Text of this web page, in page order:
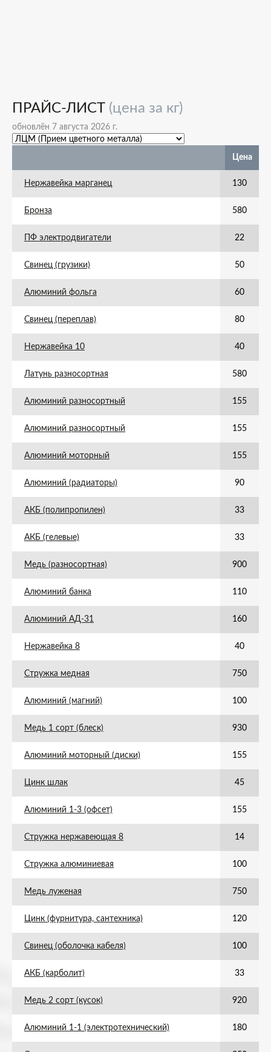
ПРАЙС-ЛИСТ (цена за кг)
обновлён 7 августа 2026 г.
Цена
Нержавейка марганец 130
Бронза 580
ПФ электродвигатели 22
Свинец (грузики) 50
Алюминий фольга 60
Свинец (переплав) 80
Нержавейка 10 40
Латунь разносортная 580
Алюминий разносортный 155
Алюминий разносортный 155
Алюминий моторный 155
Алюминий (радиаторы) 90
АКБ (полипропилен) 33
АКБ (гелевые) 33
Медь (разносортная) 900
Алюминий банка 110
Алюминий АД-31 160
Нержавейка 8 40
Стружка медная 750
Алюминий (магний) 100
Медь 1 сорт (блеск) 930
Алюминий моторный (диски) 155
Цинк шлак 45
Алюминий 1-3 (офсет) 155
Стружка нержавеющая 8 14
Стружка алюминиевая 100
Медь луженая 750
Цинк (фурнитура, сантехника) 120
Свинец (оболочка кабеля) 100
АКБ (карболит) 33
Медь 2 сорт (кусок) 920
Алюминий 1-1 (электротехнический) 180